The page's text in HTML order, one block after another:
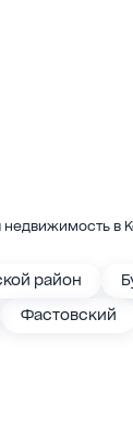
в
район
Фастовский